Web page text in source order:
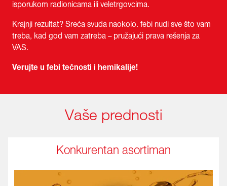
isporukom radionicama ili veletrgovcima.
Krajnji rezultat? Sreća svuda naokolo. febi nudi sve što vam
treba, kad god vam zatreba – pružajući prava rešenja za
VAS.
Verujte u febi tečnosti i hemikalije!
Vaše prednosti
Konkurentan asortiman